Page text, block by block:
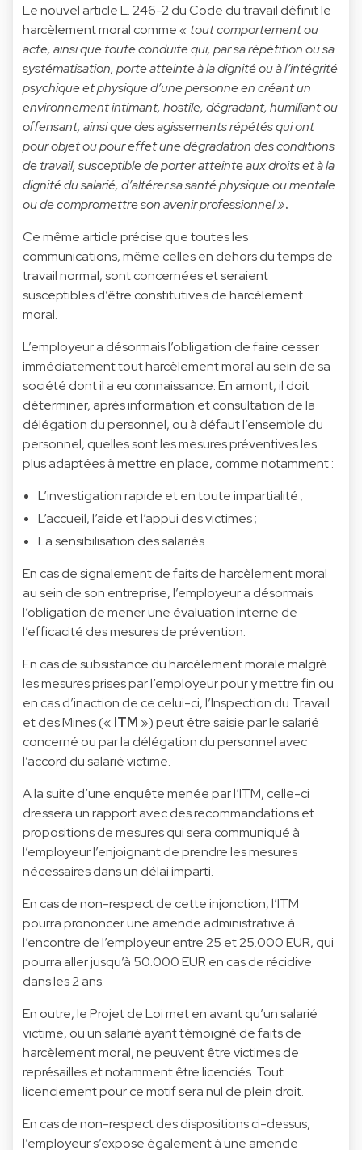
Le nouvel article L. 246-2 du Code du travail définit le
harcèlement moral comme« tout comportement ou
acte, ainsi que toute conduite qui, par sa répétition ou sa
systématisation, porte atteinte à la dignité ou à l’intégrité
psychique et physique d’une personne en créant un
environnement intimant, hostile, dégradant, humiliant ou
offensant, ainsi que des agissements répétés qui ont
pour objet ou pour effet une dégradation des conditions
de travail, susceptible de porter atteinte aux droits et à la
dignité du salarié, d’altérer sa santé physique ou mentale
ou de compromettre son avenir professionnel ».
Ce même article précise que toutes les
communications, même celles en dehors du temps de
travail normal, sont concernées et seraient
susceptibles d’être constitutives de harcèlement
moral.
L’employeur a désormais l’obligation de faire cesser
immédiatement tout harcèlement moral au sein de sa
société dont il a eu connaissance. En amont, il doit
déterminer, après information et consultation de la
délégation du personnel, ou à défaut l’ensemble du
personnel, quelles sont les mesures préventives les
plus adaptées à mettre en place, comme notamment :
L’investigation rapide et en toute impartialité ;
L’accueil, l’aide et l’appui des victimes ;
La sensibilisation des salariés.
En cas de signalement de faits de harcèlement moral
au sein de son entreprise, l’employeur a désormais
l’obligation de mener une évaluation interne de
l’efficacité des mesures de prévention.
En cas de subsistance du harcèlement morale malgré
les mesures prises par l’employeur pour y mettre fin ou
en cas d’inaction de ce celui-ci, l’Inspection du Travail
et des Mines (« ITM ») peut être saisie par le salarié
concerné ou par la délégation du personnel avec
l’accord du salarié victime.
A la suite d’une enquête menée par l’ITM, celle-ci
dressera un rapport avec des recommandations et
propositions de mesures qui sera communiqué à
l’employeur l’enjoignant de prendre les mesures
nécessaires dans un délai imparti.
En cas de non-respect de cette injonction, l’ITM
pourra prononcer une amende administrative à
l’encontre de l’employeur entre 25 et 25.000 EUR, qui
pourra aller jusqu’à 50.000 EUR en cas de récidive
dans les 2 ans.
En outre, le Projet de Loi met en avant qu’un salarié
victime, ou un salarié ayant témoigné de faits de
harcèlement moral, ne peuvent être victimes de
représailles et notamment être licenciés. Tout
licenciement pour ce motif sera nul de plein droit.
En cas de non-respect des dispositions ci-dessus,
l’employeur s’expose également à une amende